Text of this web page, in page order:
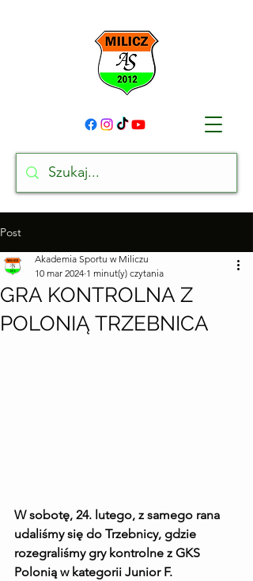
Post
GRA KONTROLNA Z
POLONIĄ TRZEBNICA
Akademia Sportu w Miliczu
10 mar 2024 1 minut(y) czytania
W sobotę, 24. lutego, z samego rana
udaliśmy się do Trzebnicy, gdzie
rozegraliśmy gry kontrolne z GKS
Polonią w kategorii Junior F.